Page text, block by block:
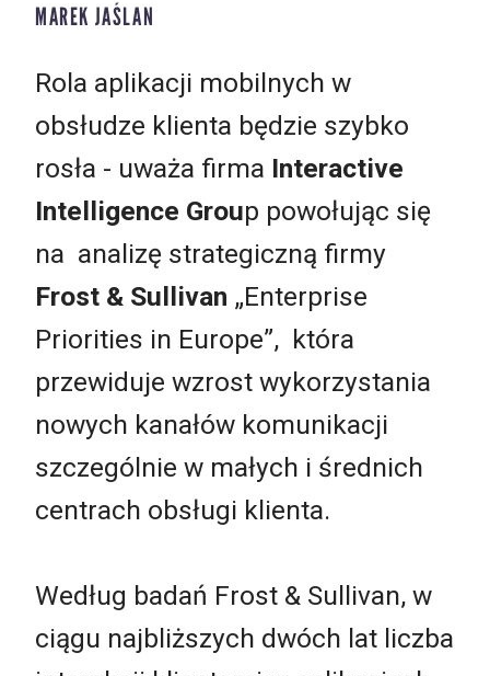
MAREK JAŚLAN
Rola aplikacji mobilnych w
obsłudze klienta będzie szybko
rosła - uważa firma Interactive
Intelligence Group powołując się
na analizę strategiczną firmy
Frost & Sullivan „Enterprise
Priorities in Europe”, która
przewiduje wzrost wykorzystania
nowych kanałów komunikacji
szczególnie w małych i średnich
centrach obsługi klienta.
Według badań Frost & Sullivan, w
ciągu najbliższych dwóch lat liczba